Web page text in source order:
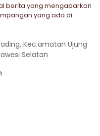
berita yang mengabarkan
yang ada di
Kec.amatan Ujung
Selatan